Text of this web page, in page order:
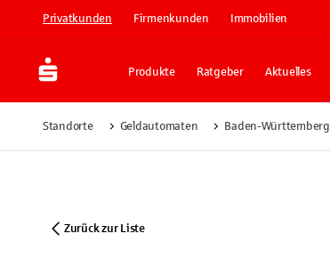
Privatkunden Firmenkunden Immobilien
Produkte Ratgeber Aktuelles
Standorte Geldautomaten Baden-Württemberg
Zurück zur Liste